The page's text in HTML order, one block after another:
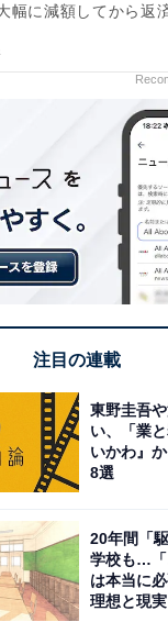
幅に減額してから返
注目の連載
東野圭吾
い、「業
いかわ』
8選
20年間「
学校も…「
は本当に
理想と現実